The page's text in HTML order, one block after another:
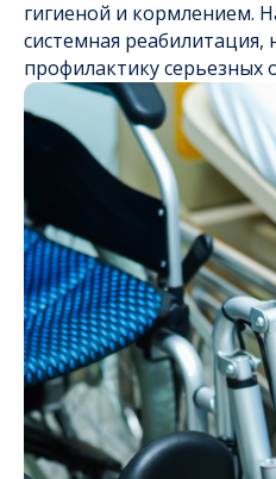
гигиеной и кормлением.
системная реабилитация,
профилактику серьезных